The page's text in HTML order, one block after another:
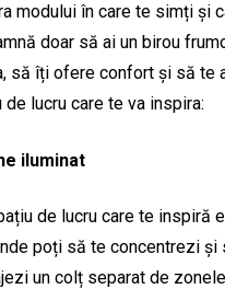
modului în care te simți și
doar să ai un birou
să îți ofere confort și să te
lucru care te va inspira:
iluminat
de lucru care te inspiră
poți să te concentrezi
un colț separat de